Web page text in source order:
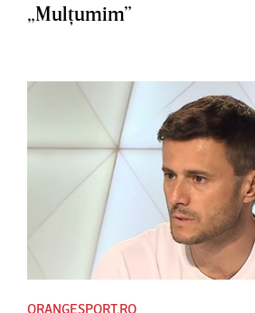
„Mulţumim”
ORANGESPORT.RO